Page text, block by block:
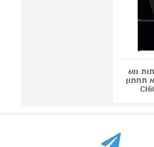
מקרר 4 דלתות 601
תחתון